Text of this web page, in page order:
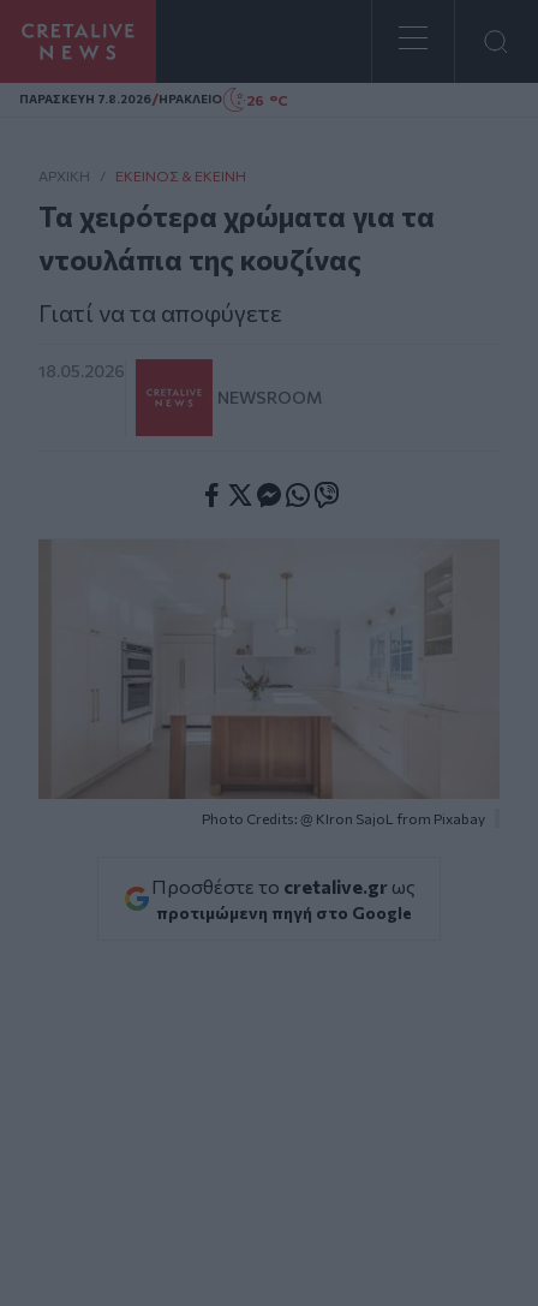
Homepage
ΠΑΡΑΣΚΕΥΗ 7.8.2026/ΗΡΑΚΛΕΙΟ 26 °C
ΑΡΧΙΚΗ / ΕΚΕΊΝΟΣ & ΕΚΕΊΝΗ
Τα χειρότερα χρώματα για τα
ντουλάπια της κουζίνας
Γιατί να τα αποφύγετε
18.05.2026
NEWSROOM
Photo Credits: @ KIron SajoL from Pixabay
Προσθέστε το cretalive.gr ως
προτιμώμενη πηγή στο Google